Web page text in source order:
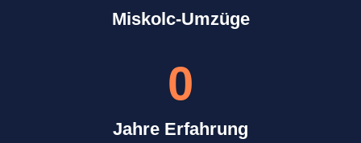
Miskolc-Umzüge
Jahre Erfahrung
0